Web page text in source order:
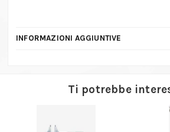
INFORMAZIONI AGGIUNTIVE
Ti potrebbe